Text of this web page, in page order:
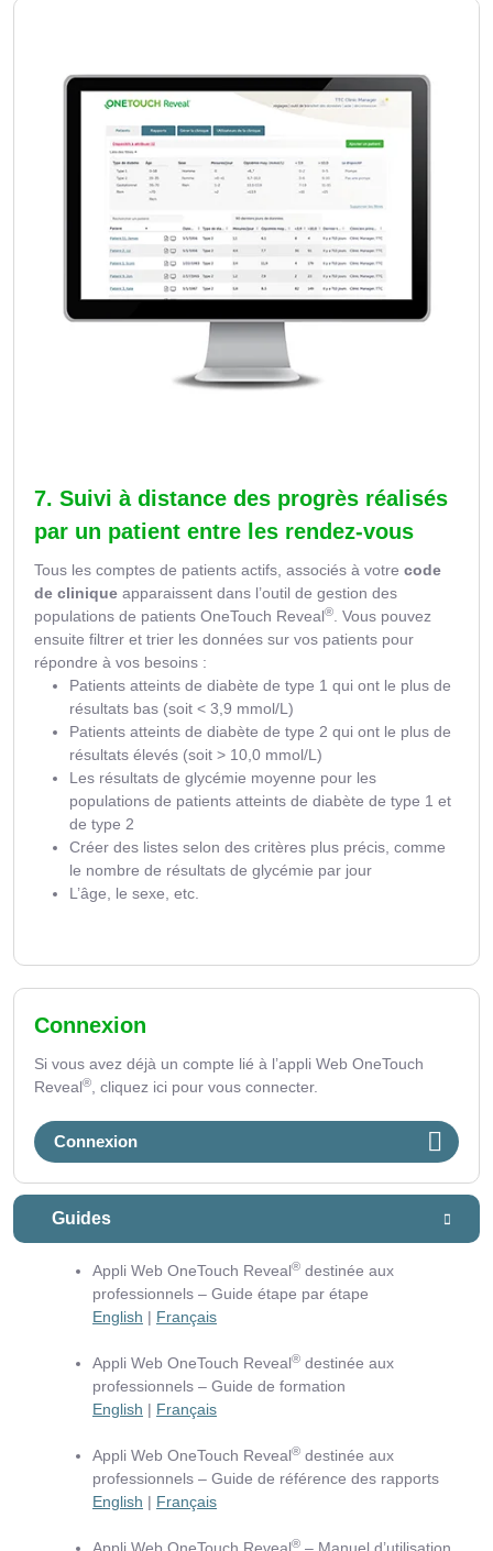
7. Suivi à distance des progrès réalisés
par un patient entre les rendez-vous
Tous les comptes de patients actifs, associés à votre code
de clinique apparaissent dans l’outil de gestion des
populations de patients OneTouch Reveal®. Vous pouvez
ensuite filtrer et trier les données sur vos patients pour
répondre à vos besoins :
Patients atteints de diabète de type 1 qui ont le plus de
résultats bas (soit < 3,9 mmol/L)
Patients atteints de diabète de type 2 qui ont le plus de
résultats élevés (soit > 10,0 mmol/L)
Les résultats de glycémie moyenne pour les
populations de patients atteints de diabète de type 1 et
de type 2
Créer des listes selon des critères plus précis, comme
le nombre de résultats de glycémie par jour
L’âge, le sexe, etc.
Connexion
Si vous avez déjà un compte lié à l’appli Web OneTouch
Reveal®, cliquez ici pour vous connecter.
Connexion
Guides
Appli Web OneTouch Reveal® destinée aux
professionnels – Guide étape par étape
English | Français
Appli Web OneTouch Reveal® destinée aux
professionnels – Guide de formation
English | Français
Appli Web OneTouch Reveal® destinée aux
professionnels – Guide de référence des rapports
English | Français
®